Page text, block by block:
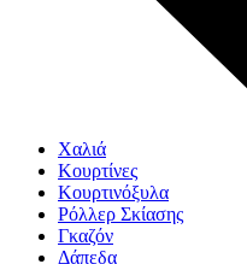
Χαλιά
Κουρτίνες
Κουρτινόξυλα
Ρόλλερ Σκίασης
Γκαζόν
Δάπεδα